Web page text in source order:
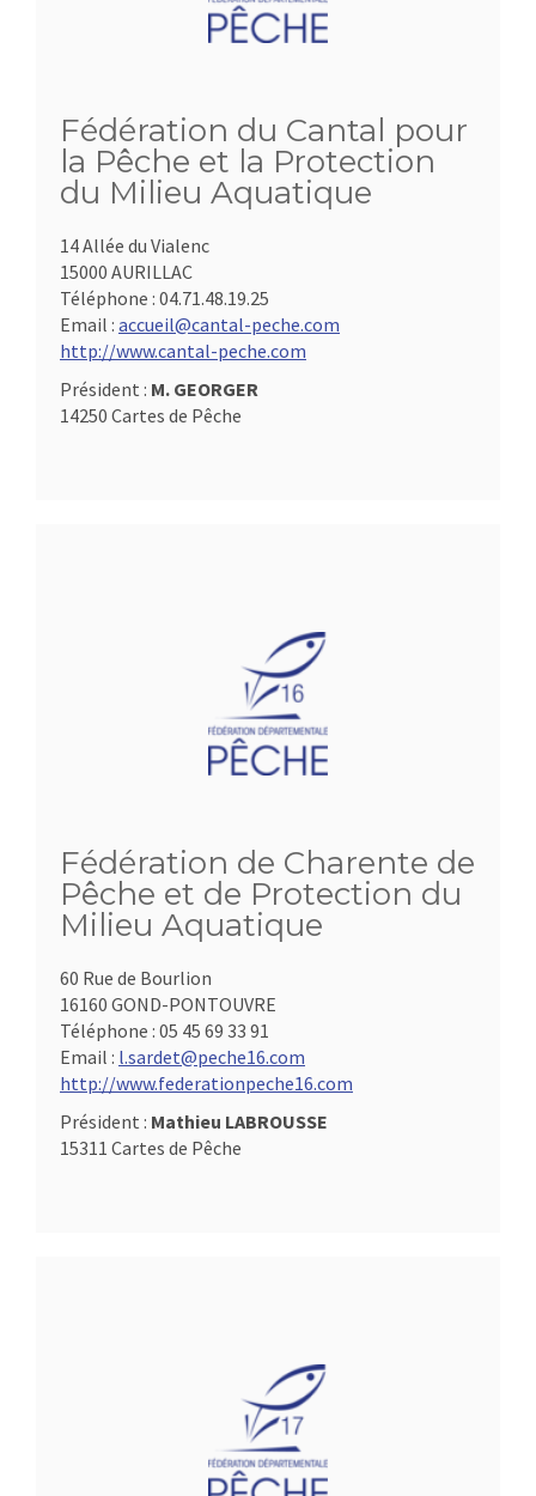
Fédération du Cantal pour
la Pêche et la Protection
du Milieu Aquatique
14 Allée du Vialenc
15000 AURILLAC
Téléphone : 04.71.48.19.25
Email : accueil@cantal-peche.com
http://www.cantal-peche.com
Président : M. GEORGER
14250 Cartes de Pêche
Fédération de Charente de
Pêche et de Protection du
Milieu Aquatique
60 Rue de Bourlion
16160 GOND-PONTOUVRE
Téléphone : 05 45 69 33 91
Email : l.sardet@peche16.com
http://www.federationpeche16.com
Président : Mathieu LABROUSSE
15311 Cartes de Pêche